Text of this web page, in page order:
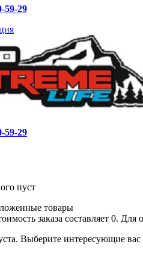
59-29
59-29
пуст
товары
заказа составляет 0.
Выберите интересующие вас